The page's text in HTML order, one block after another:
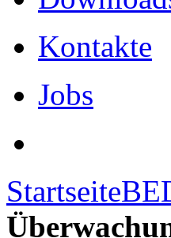
Kontakte
Jobs
Startseite